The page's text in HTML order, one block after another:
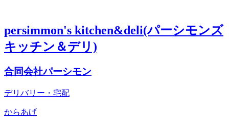
persimmon's kitchen&deli(パーシモンズ
キッチン＆デリ)
合同会社パーシモン
デリバリー・宅配
からあげ